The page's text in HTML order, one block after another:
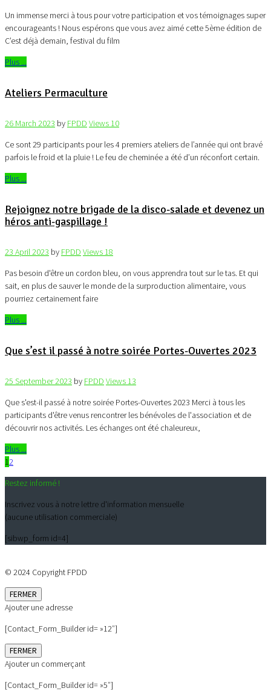
Un immense merci à tous pour votre participation et vos témoignages super
encourageants ! Nous espérons que vous avez aimé cette 5ème édition de
C’est déjà demain, festival du film
Plus ...
Ateliers Permaculture
26 March 2023 by FPDD Views 10
Ce sont 29 participants pour les 4 premiers ateliers de l’année qui ont bravé
parfois le froid et la pluie ! Le feu de cheminée a été d’un réconfort certain.
Plus ...
Rejoignez notre brigade de la disco-salade et devenez un
héros anti-gaspillage !
23 April 2023 by FPDD Views 18
Pas besoin d'être un cordon bleu, on vous apprendra tout sur le tas. Et qui
sait, en plus de sauver le monde de la surproduction alimentaire, vous
pourriez certainement faire
Plus ...
Que s’est il passé à notre soirée Portes-Ouvertes 2023
25 September 2023 by FPDD Views 13
Que s'est-il passé à notre soirée Portes-Ouvertes 2023 Merci à tous les
participants d'être venus rencontrer les bénévoles de l'association et de
découvrir nos activités. Les échanges ont été chaleureux,
Plus ...
12
Restez informé !
Inscrivez vous à notre lettre d'information mensuelle
(aucune utilisation commerciale)
[sibwp_form id=4]
© 2024 Copyright FPDD
FERMER
Ajouter une adresse
[Contact_Form_Builder id= »12″]
FERMER
Ajouter un commerçant
[Contact_Form_Builder id= »5″]